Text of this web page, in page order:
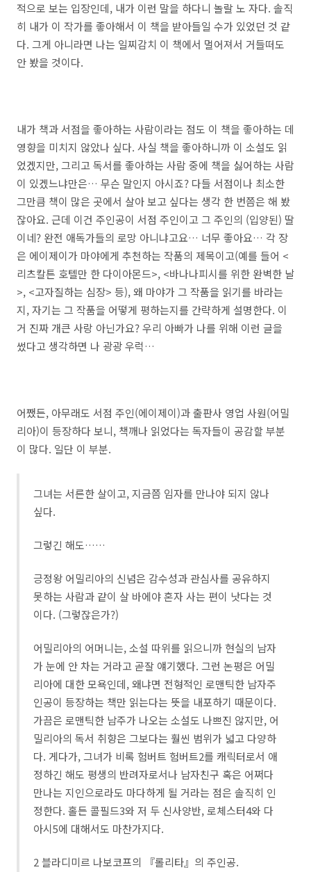
적으로 보는 입장인데, 내가 이런 말을 하다니 놀랄 노 자다. 솔직
히 내가 이 작가를 좋아해서 이 책을 받아들일 수가 있었던 것 같
다. 그게 아니라면 나는 일찌감치 이 책에서 멀어져서 거들떠도
안 봤을 것이다.
내가 책과 서점을 좋아하는 사람이라는 점도 이 책을 좋아하는 데
영향을 미치지 않았나 싶다. 사실 책을 좋아하니까 이 소설도 읽
었겠지만, 그리고 독서를 좋아하는 사람 중에 책을 싫어하는 사람
이 있겠느냐만은… 무슨 말인지 아시죠? 다들 서점이나 최소한
그만큼 책이 많은 곳에서 살아 보고 싶다는 생각 한 번쯤은 해 봤
잖아요. 근데 이건 주인공이 서점 주인이고 그 주인의 (입양된) 딸
이네? 완전 애독가들의 로망 아니냐고요… 너무 좋아요… 각 장
은 에이제이가 마야에게 추천하는 작품의 제목이고(예를 들어 <
리츠칼튼 호텔만 한 다이아몬드>, <바나나피시를 위한 완벽한 날
>, <고자질하는 심장> 등), 왜 마야가 그 작품을 읽기를 바라는
지, 자기는 그 작품을 어떻게 평하는지를 간략하게 설명한다. 이
거 진짜 개큰 사랑 아닌가요? 우리 아빠가 나를 위해 이런 글을
썼다고 생각하면 나 광광 우럭…
어쨌든, 아무래도 서점 주인(에이제이)과 출판사 영업 사원(어밀
리아)이 등장하다 보니, 책깨나 읽었다는 독자들이 공감할 부분
이 많다. 일단 이 부분.
그녀는 서른한 살이고, 지금쯤 임자를 만나야 되지 않나
싶다.
그렇긴 해도……
긍정왕 어밀리아의 신념은 감수성과 관심사를 공유하지
못하는 사람과 같이 살 바에야 혼자 사는 편이 낫다는 것
이다. (그렇잖은가?)
어밀리아의 어머니는, 소설 따위를 읽으니까 현실의 남자
가 눈에 안 차는 거라고 곧잘 얘기했다. 그런 논평은 어밀
리아에 대한 모욕인데, 왜냐면 전형적인 로맨틱한 남자주
인공이 등장하는 책만 읽는다는 뜻을 내포하기 때문이다.
가끔은 로맨틱한 남주가 나오는 소설도 나쁘진 않지만, 어
밀리아의 독서 취향은 그보다는 훨씬 범위가 넓고 다양하
다. 게다가, 그녀가 비록 험버트 험버트2를 캐릭터로서 애
정하긴 해도 평생의 반려자로서나 남자친구 혹은 어쩌다
만나는 지인으로라도 마다하게 될 거라는 점은 솔직히 인
정한다. 홀든 콜필드3와 저 두 신사양반, 로체스터4와 다
아시5에 대해서도 마찬가지다.
2 블라디미르 나보코프의 『롤리타』의 주인공.